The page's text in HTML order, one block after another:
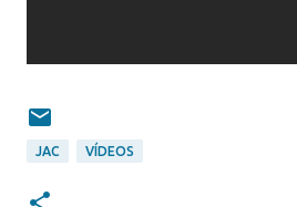
JAC VÍDEOS